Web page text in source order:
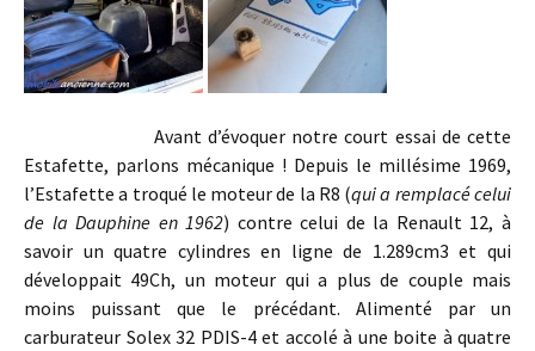
Avant d’évoquer notre court essai de cette
Estafette, parlons mécanique ! Depuis le millésime 1969,
l’Estafette a troqué le moteur de la R8 (qui a remplacé celui
de la Dauphine en 1962) contre celui de la Renault 12, à
savoir un quatre cylindres en ligne de 1.289cm3 et qui
développait 49Ch, un moteur qui a plus de couple mais
moins puissant que le précédant. Alimenté par un
carburateur Solex 32 PDIS-4 et accolé à une boite à quatre